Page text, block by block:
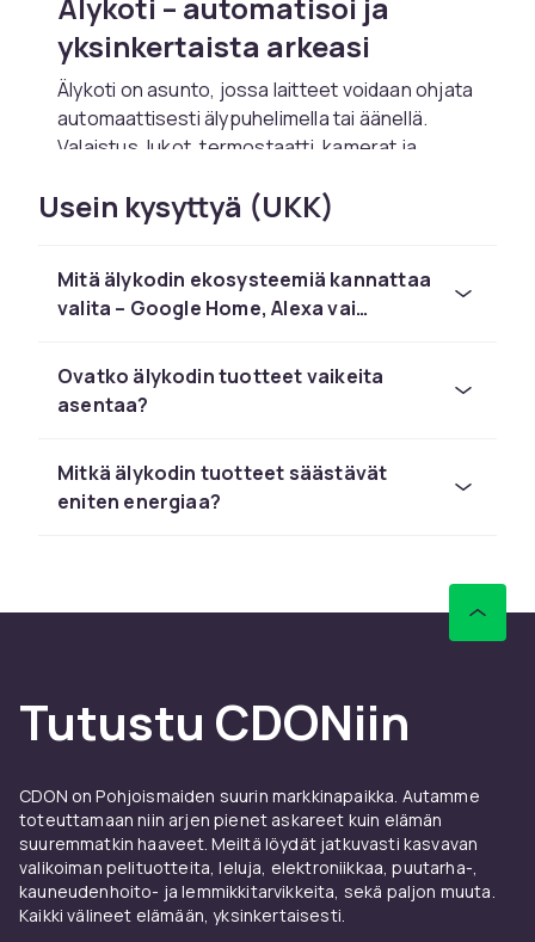
yksinkertaista arkeasi
Älykoti on asunto, jossa laitteet voidaan ohjata
automaattisesti älypuhelimella tai äänellä.
Valaistus, lukot, termostaatti, kamerat ja
Z-Waven kautta ja integroituvat Google
Homeen, Amazon Alexaan ja Apple HomeKitiin.
Energiansäästöt ovat selvä etu –
älytermostaatit optimoivat lämmityksen
läsnäolon perusteella. Älylamput himmenevät
videopuhelinsoittimilla ja älylukoilla joita voi
lukita etänä.
älylamput,langattomat ovikellotjaälykkäät
kaiuttimet.
CDONilta löydät kodin automaatiosetit:ä Philips
Googlelta ja Applelta kilpailukykyiseen hintaan.
Tarkista yhteensopivuus valitun ekosysteemisi
Aloita helposti ja laajenna järjestelmää
vähitellen. Useimmat älylaitteet asennetaan
muutamassa minuutissa. CDONilta tilaat
turvallisesti nopealla toimituksella ja helpolla
palautuksella.
Usein kysyttyä (UKK)
Mitä älykodin ekosysteemiä kannattaa
valita – Google Home, Alexa vai
Ovatko älykodin tuotteet vaikeita
asentaa?
Mitkä älykodin tuotteet säästävät
eniten energiaa?
Tutustu CDONiin
CDON on Pohjoismaiden suurin markkinapaikka. Autamme
toteuttamaan niin arjen pienet askareet kuin elämän
suuremmatkin haaveet. Meiltä löydät jatkuvasti kasvavan
valikoiman pelituotteita, leluja, elektroniikkaa, puutarha-,
kauneudenhoito- ja lemmikkitarvikkeita, sekä paljon muuta.
Kaikki välineet elämään, yksinkertaisesti.